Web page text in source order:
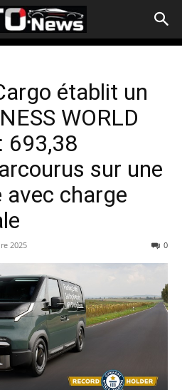
établit un
WORLD
693,38
sur une
avec charge
2025 0